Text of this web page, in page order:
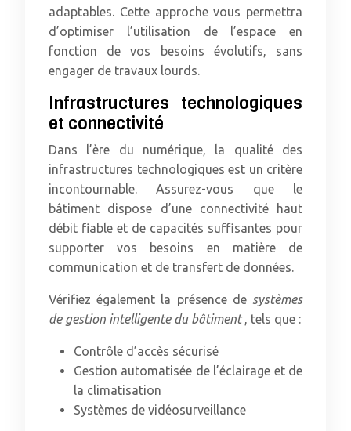
adaptables. Cette approche vous permettra
d’optimiser l’utilisation de l’espace en
fonction de vos besoins évolutifs, sans
engager de travaux lourds.
Infrastructures technologiques
et connectivité
Dans l’ère du numérique, la qualité des
infrastructures technologiques est un critère
incontournable. Assurez-vous que le
bâtiment dispose d’une connectivité haut
débit fiable et de capacités suffisantes pour
supporter vos besoins en matière de
communication et de transfert de données.
Vérifiez également la présence de systèmes
de gestion intelligente du bâtiment, tels que :
Contrôle d’accès sécurisé
Gestion automatisée de l’éclairage et de
la climatisation
Systèmes de vidéosurveillance